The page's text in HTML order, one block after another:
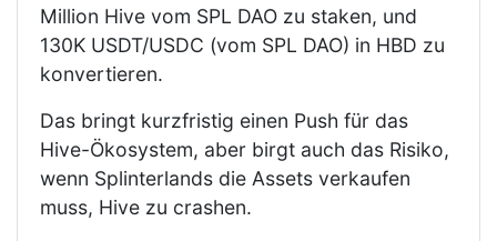
Million Hive vom SPL DAO zu staken, und
130K USDT/USDC (vom SPL DAO) in HBD zu
konvertieren.
Das bringt kurzfristig einen Push für das
Hive-Ökosystem, aber birgt auch das Risiko,
wenn Splinterlands die Assets verkaufen
muss, Hive zu crashen.